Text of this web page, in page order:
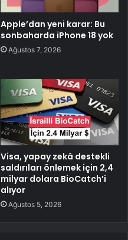
Apple’dan yeni karar: Bu
sonbaharda iPhone 18 yok
Ağustos 7, 2026
Visa, yapay zekâ destekli
saldırıları önlemek için 2,4
milyar dolara BioCatch’i
alıyor
Ağustos 5, 2026